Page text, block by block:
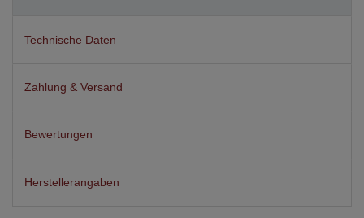
Technische Daten
Zahlung & Versand
Bewertungen
Herstellerangaben